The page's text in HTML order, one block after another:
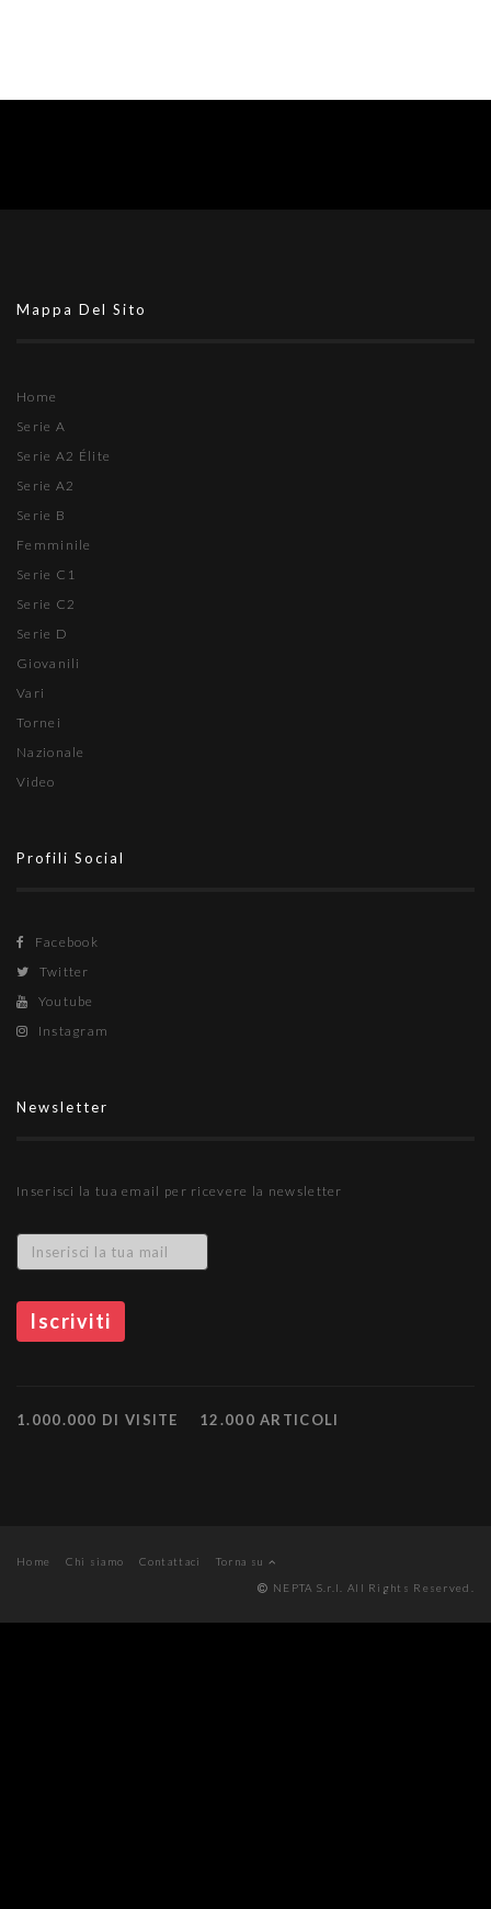
Mappa Del Sito
Home
Serie A
Serie A2 Élite
Serie A2
Serie B
Femminile
Serie C1
Serie C2
Serie D
Giovanili
Vari
Tornei
Nazionale
Video
Profili Social
Facebook
Twitter
Youtube
Instagram
Newsletter
Inserisci la tua email per ricevere la newsletter
1.000.000 DI VISITE 12.000 ARTICOLI
Home Chi siamo Contattaci
Torna su
NEPTA S.r.l. All Rights Reserved.